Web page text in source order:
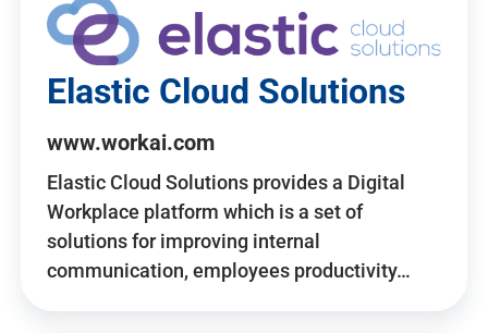
Elastic Cloud Solutions
www.workai.com
Elastic Cloud Solutions provides a Digital
Workplace platform which is a set of
solutions for improving internal
communication, employees productivity…